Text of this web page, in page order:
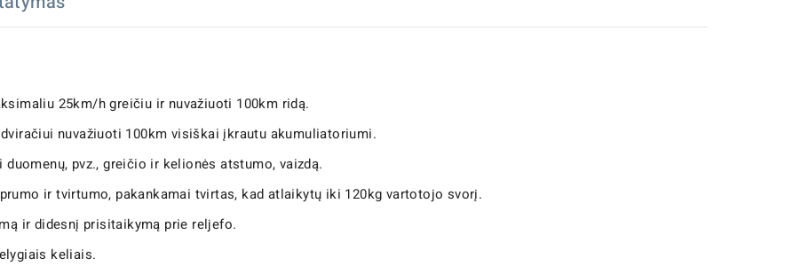
25km/h greičiu ir nuvažiuoti 100km ridą.
nuvažiuoti 100km visiškai įkrautu akumuliatoriumi.
pvz., greičio ir kelionės atstumo, vaizdą.
ir tvirtumo, pakankamai tvirtas, kad atlaikytų iki 120kg vartotojo svorį.
ir didesnį prisitaikymą prie reljefo.
keliais.